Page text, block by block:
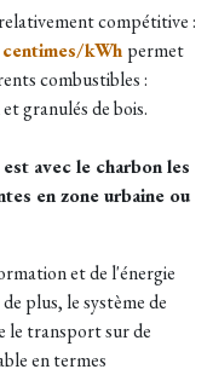
compétitive :
kWh permet
combustibles :
granulés de bois.
avec le charbon les
en zone urbaine ou
et de l'énergie
plus, le système de
le transport sur de
en termes